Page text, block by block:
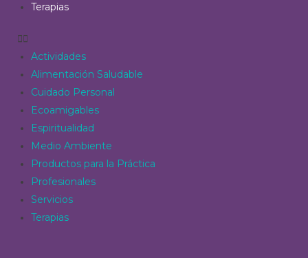
Terapias
Actividades
Alimentación Saludable
Cuidado Personal
Ecoamigables
Espiritualidad
Medio Ambiente
Productos para la Práctica
Profesionales
Servicios
Terapias